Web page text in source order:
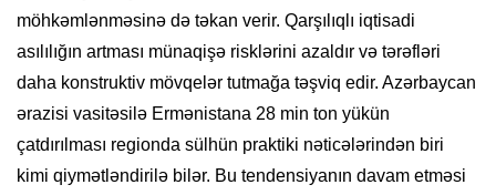
möhkəmlənməsinə də təkan verir. Qarşılıqlı iqtisadi
asılılığın artması münaqişə risklərini azaldır və tərəfləri
daha konstruktiv mövqelər tutmağa təşviq edir. Azərbaycan
ərazisi vasitəsilə Ermənistana 28 min ton yükün
çatdırılması regionda sülhün praktiki nəticələrindən biri
kimi qiymətləndirilə bilər. Bu tendensiyanın davam etməsi